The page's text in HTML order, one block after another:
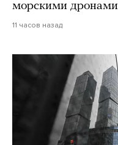
морскими дронами
11 часов назад